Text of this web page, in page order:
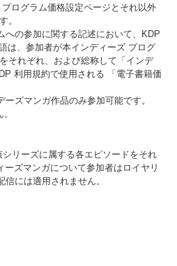
ログラム価格設定ページとそれ以外
。
の参加に関する記述において、KDP
は、参加者が本インディーズ プログ
それぞれ、および総称して「インデ
利用規約で使用される 「電子書籍価
ズマンガ作品のみ参加可能です。
リーズに属する各エピソードをそれ
ズマンガについて参加者はロイヤリ
には適用されません。